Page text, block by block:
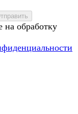
на обработку